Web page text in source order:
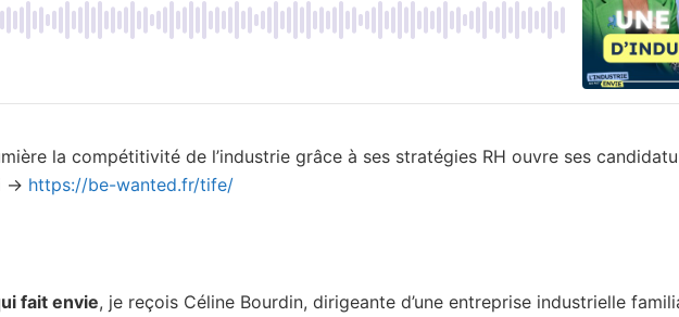
la compétitivité de l’industrie grâce à ses stratégies RH ouvre ses
→ https://be-wanted.fr/tife/
fait envie, je reçois Céline Bourdin, dirigeante d’une entreprise industrielle